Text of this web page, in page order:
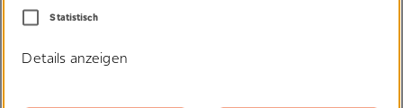
Haben Sie Fragen zu unseren
Statistisch
Details anzeigen